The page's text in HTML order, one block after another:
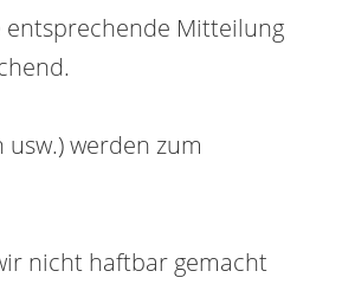
entsprechende Mitteilung
werden zum
nicht haftbar gemacht